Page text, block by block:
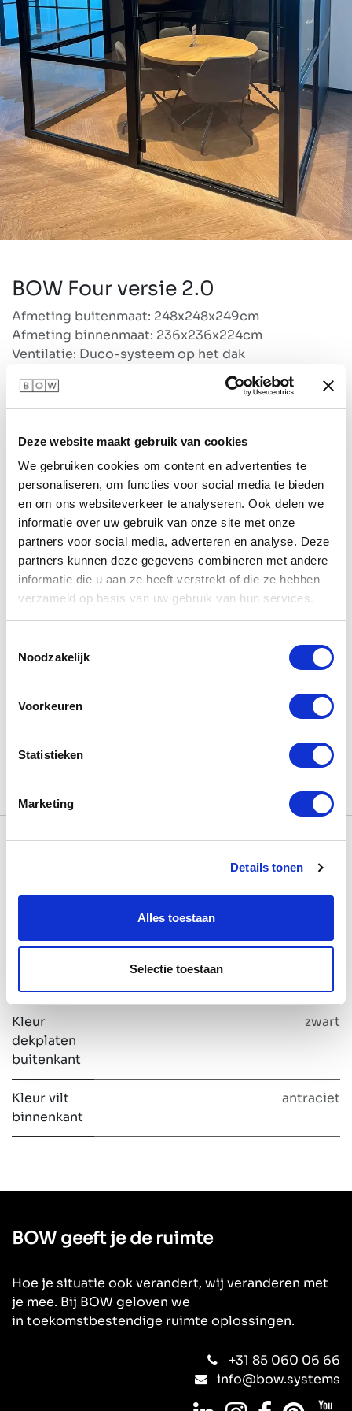
Deze website maakt gebruik van cookies
We gebruiken cookies om content en advertenties te
personaliseren, om functies voor social media te bieden
en om ons websiteverkeer te analyseren. Ook delen we
informatie over uw gebruik van onze site met onze
partners voor social media, adverteren en analyse. Deze
partners kunnen deze gegevens combineren met andere
informatie die u aan ze heeft verstrekt of die ze hebben
verzameld op basis van uw gebruik van hun services.
Noodzakelijk
Voorkeuren
Statistieken
Marketing
Details tonen
Alles toestaan
Selectie toestaan
BOW Four versie 2.0
Afmeting buitenmaat: 248x248x249cm
Afmeting binnenmaat: 236x236x224cm
Ventilatie: Duco-systeem op het dak
Aansluitingen : 3x 230 V en 2x USB vanuit het dak
plaatsen in Nederland op de begane grond. Wordt
je BOW op de verdieping geplaatst en/of buiten
Nederland, dan geldt een toeslag.
6.950,00€
Aan winkelmandje toevoegen
Kleur
RAL9005 zwart
Kleur
dekplaten
buitenkant
zwart
Kleur vilt
binnenkant
antraciet
BOW geeft je de ruimte
Hoe je situatie ook verandert, wij veranderen met
je mee. Bij BOW geloven we
in toekomstbestendige ruimte oplossingen.
+31 85 060 06 66
info@bow.systems